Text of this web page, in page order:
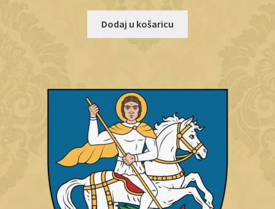
Dodaj u košaricu